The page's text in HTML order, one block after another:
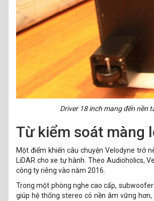
Driver 18 inch mang đến nền
Từ kiểm soát màng
Một điểm khiến câu chuyện Velodyne trở
LiDAR cho xe tự hành. Theo Audioholics,
công ty riêng vào năm 2016.
Trong một phòng nghe cao cấp,
giúp hệ thống stereo có nền âm vững